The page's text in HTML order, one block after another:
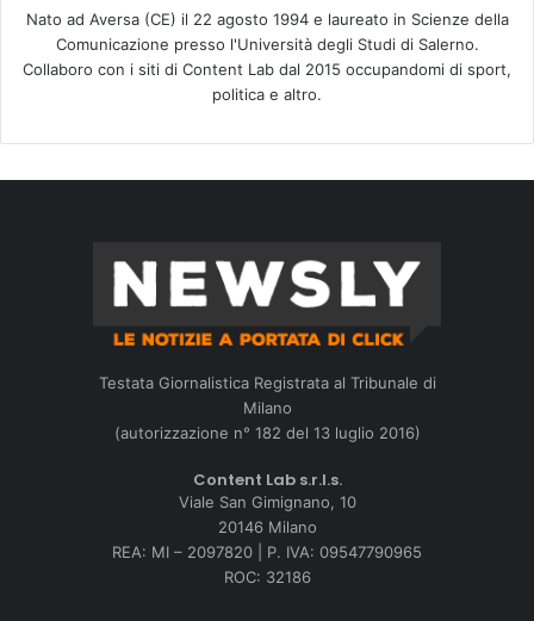
Nato ad Aversa (CE) il 22 agosto 1994 e laureato in Scienze della
Comunicazione presso l'Università degli Studi di Salerno.
Collaboro con i siti di Content Lab dal 2015 occupandomi di sport,
politica e altro.
Testata Giornalistica Registrata al Tribunale di
Milano
(autorizzazione n° 182 del 13 luglio 2016)
Content Lab s.r.l.s.
Viale San Gimignano, 10
20146 Milano
REA: MI – 2097820 | P. IVA: 09547790965
ROC: 32186